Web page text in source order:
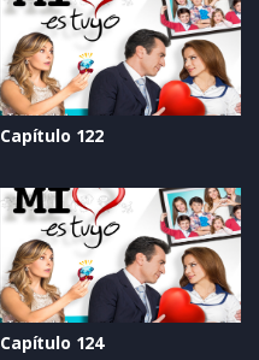
Capítulo 122
Capítulo 124